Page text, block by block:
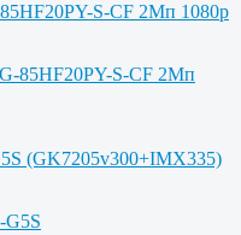
S-CF 2Мп 1080p
(GK7205v300+IMX335)